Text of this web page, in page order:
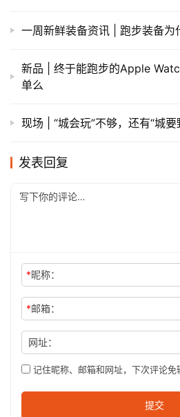
一周新鲜装备资讯 | 跑步装备
新品 | 终于能跑步的Apple
单么
现场 | “城会玩”不够，还有“城要
发表回复
*昵称：
*邮箱：
网址：
记住昵称、邮箱和网址，下次评论免
提交